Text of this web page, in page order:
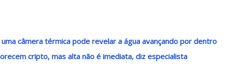
câmera térmica pode revelar a água avançando por dentro
cripto, mas alta não é imediata, diz especialista